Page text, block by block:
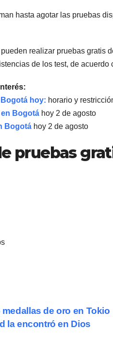
hasta agotar las pruebas
realizar pruebas gratis
de los test, de
hoy: horario y
Bogotá hoy 2 de agosto
Bogotá hoy 2 de agosto
pruebas
de oro en Tokio
la encontró en Dios